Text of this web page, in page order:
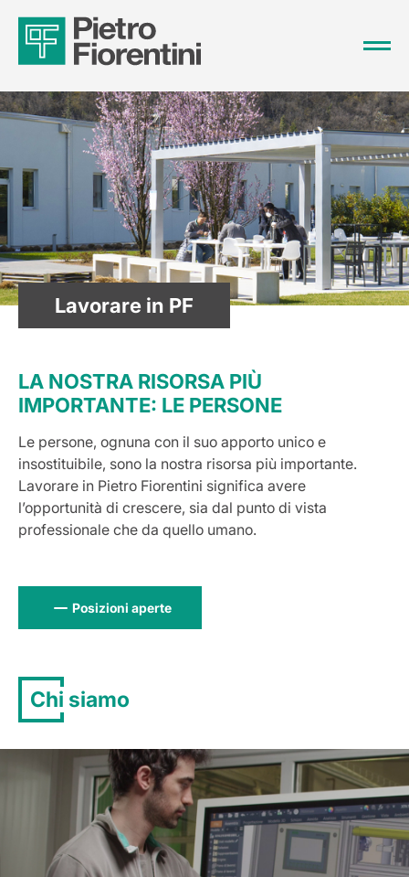
Lavorare in PF
LA NOSTRA RISORSA PIÙ
IMPORTANTE: LE PERSONE
Le persone, ognuna con il suo apporto unico e
insostituibile, sono la nostra risorsa più importante.
Lavorare in Pietro Fiorentini significa avere
l’opportunità di crescere, sia dal punto di vista
professionale che da quello umano.
Posizioni aperte
Chi siamo